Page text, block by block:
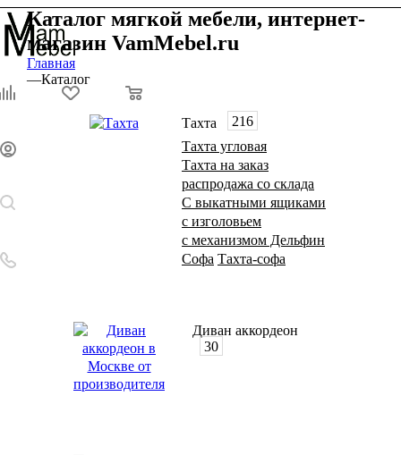
Каталог мягкой мебели, интернет-
магазин VamMebel.ru
Главная
—Каталог
Тахта
216
Тахта угловая
Тахта на заказ
распродажа со склада
С выкатными ящиками
с изголовьем
с механизмом Дельфин
Софа Тахта-софа
Диван аккордеон
30